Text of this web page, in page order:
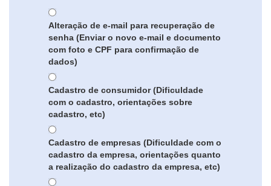
Alteração de e-mail para recuperação de
senha (Enviar o novo e-mail e documento
com foto e CPF para confirmação de
dados)
Cadastro de consumidor (Dificuldade
com o cadastro, orientações sobre
cadastro, etc)
Cadastro de empresas (Dificuldade com o
cadastro da empresa, orientações quanto
a realização do cadastro da empresa, etc)